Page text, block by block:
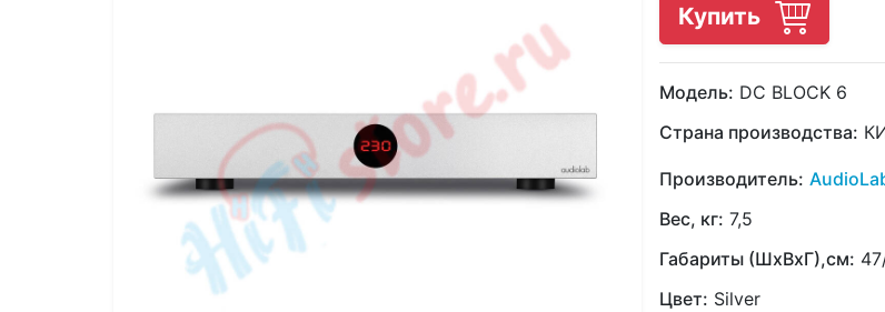
Купить
Модель: DC BLOCK 6
Страна производства:
Производитель:
Вес, кг: 7,5
Габариты (ШхВхГ),см:
Цвет: Silver